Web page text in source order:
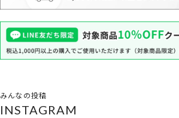
みんなの投稿
INSTAGRAM